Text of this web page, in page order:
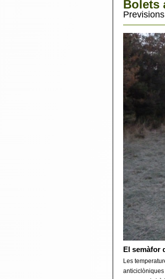
Bolets
El semàfor
Les